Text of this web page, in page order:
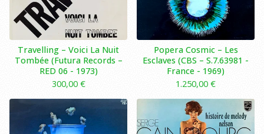
Travelling ‎– Voici La Nuit
Tombée (Futura Records ‎–
RED 06 - 1973)
300,00 €
Popera Cosmic – Les
Esclaves (CBS – S.7.63981 -
France - 1969)
1.250,00 €